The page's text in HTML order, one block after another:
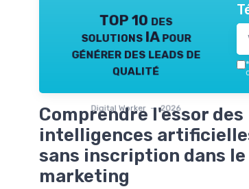
TOP 10 des
solutions IA pour
générer des leads de
qualité
Digital Worker — 2026
*
Comprendre l'essor des
intelligences
sans inscription dans le
marketing